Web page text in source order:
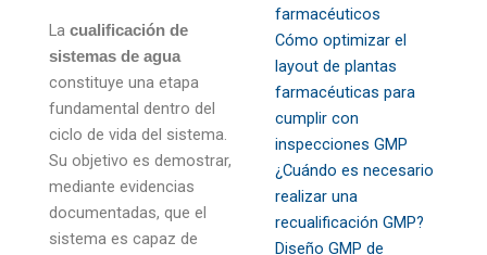
La cualificación de
sistemas de agua
constituye una etapa
fundamental dentro del
ciclo de vida del sistema.
Su objetivo es demostrar,
mediante evidencias
documentadas, que el
sistema es capaz de
farmacéuticos
Cómo optimizar el
layout de plantas
farmacéuticas para
cumplir con
inspecciones GMP
¿Cuándo es necesario
realizar una
recualificación GMP?
Diseño GMP de